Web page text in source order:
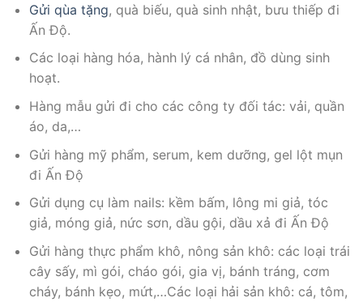
Gửi qùa tặng, quà biếu, quà sinh nhật, bưu thiếp đi
Ấn Độ.
Các loại hàng hóa, hành lý cá nhân, đồ dùng sinh
hoạt.
Hàng mẫu gửi đi cho các công ty đối tác: vải, quần
áo, da,…
Gửi hàng mỹ phẩm, serum, kem dưỡng, gel lột mụn
đi Ấn Độ
Gửi dụng cụ làm nails: kềm bấm, lông mi giả, tóc
giả, móng giả, nức sơn, dầu gội, dầu xả đi Ấn Độ
Gửi hàng thực phẩm khô, nông sản khô: các loại trái
cây sấy, mì gói, cháo gói, gia vị, bánh tráng, cơm
cháy, bánh kẹo, mứt,…Các loại hải sản khô: cá, tôm,